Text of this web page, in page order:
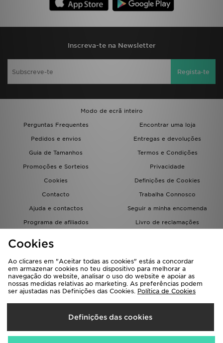
Inscreva-te na Newsletter
Regista-te
Modo de ecrã inteiro
Perguntas Frequentes
Encontrar uma loja
Pedidos e envios
Entregas e devoluções
Guia de Tamanhos
Termos e Condições
Promoções e Sorteios
Privacidade
Cookies
Definições de Cookies
Contacto
Trabalha Connosco
Ajuda e contactos
Seguir a minha encomenda
Programa de afiliados
Livro de reclamações
Seleciona O País
Portugal
Cookies
Ao clicares em "Aceitar todas as cookies" estás a concordar
em armazenar cookies no teu dispositivo para melhorar a
navegação do website, analisar o uso do website e apoiar as
nossas medidas relativas ao marketing. As preferências podem
ser ajustadas nas Definições das Cookies. Política de Cookies
Definições das cookies